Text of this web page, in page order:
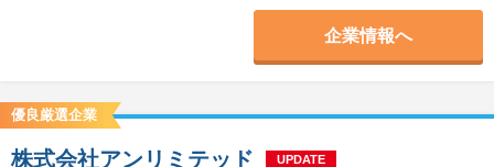
企業情報へ
優良厳選企業
株式会社アンリミテッド UPDATE